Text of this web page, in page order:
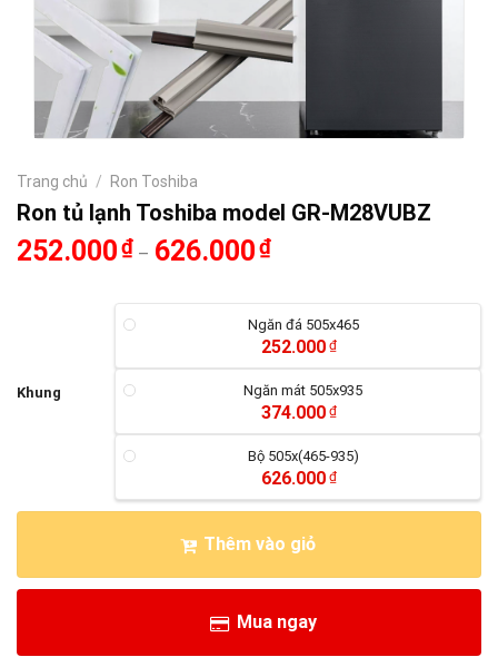
Trang chủ / Ron Toshiba
Ron tủ lạnh Toshiba model GR-M28VUBZ
252.000₫ – 626.000₫
Khung
Ngăn đá 505x465
252.000 ₫
Ngăn mát 505x935
374.000 ₫
Bộ 505x(465-935)
626.000 ₫
Thêm vào giỏ
Mua ngay